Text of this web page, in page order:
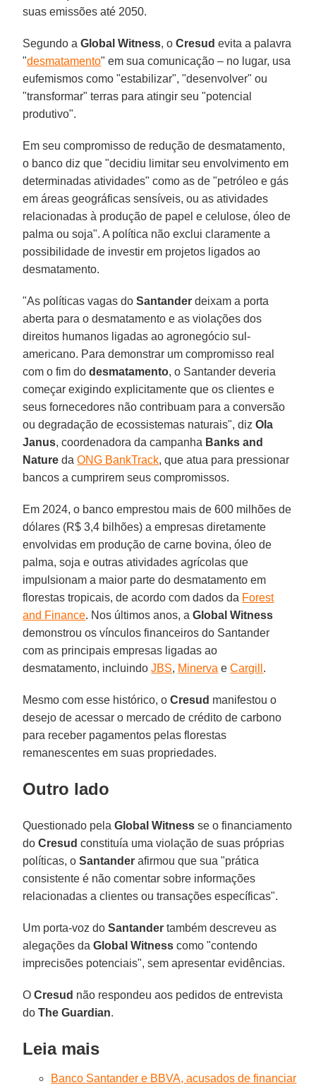
suas emissões até 2050.
Segundo aGlobal Witness, oCresud evita a palavra
"desmatamento" em sua comunicação – no lugar, usa
eufemismos como "estabilizar", "desenvolver" ou
"transformar" terras para atingir seu "potencial
produtivo".
Em seu compromisso de redução de desmatamento,
o banco diz que "decidiu limitar seu envolvimento em
determinadas atividades" como as de "petróleo e gás
em áreas geográficas sensíveis, ou as atividades
relacionadas à produção de papel e celulose, óleo de
palma ou soja". A política não exclui claramente a
possibilidade de investir em projetos ligados ao
desmatamento.
"As políticas vagas doSantander deixam a porta
aberta para o desmatamento e as violações dos
direitos humanos ligadas ao agronegócio sul-
americano. Para demonstrar um compromisso real
com o fim dodesmatamento, o Santander deveria
começar exigindo explicitamente que os clientes e
seus fornecedores não contribuam para a conversão
ou degradação de ecossistemas naturais", dizOla
Janus, coordenadora da campanha Banks and
Nature daONG BankTrack, que atua para pressionar
bancos a cumprirem seus compromissos.
Em 2024, o banco emprestou mais de 600 milhões de
dólares (R$ 3,4 bilhões) a empresas diretamente
envolvidas em produção de carne bovina, óleo de
palma, soja e outras atividades agrícolas que
impulsionam a maior parte do desmatamento em
florestas tropicais, de acordo com dados da Forest
and Finance. Nos últimos anos, aGlobal Witness
demonstrou os vínculos financeiros do Santander
com as principais empresas ligadas ao
desmatamento, incluindoJBS, Minerva eCargill .
Mesmo com esse histórico, oCresud manifestou o
desejo de acessar o mercado de crédito de carbono
para receber pagamentos pelas florestas
remanescentes em suas propriedades.
Outro lado
Questionado pelaGlobal Witness se o financiamento
doCresud constituía uma violação de suas próprias
políticas, oSantander afirmou que sua "prática
consistente é não comentar sobre informações
relacionadas a clientes ou transações específicas".
Um porta-voz doSantander também descreveu as
alegações daGlobal Witness como "contendo
imprecisões potenciais", sem apresentar evidências.
OCresud não respondeu aos pedidos de entrevista
doThe Guardian.
Leia mais
Banco Santander e BBVA, acusados de financiar